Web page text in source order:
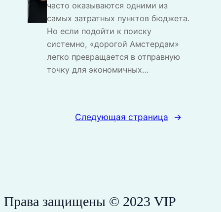
часто оказываются одними из
самых затратных пунктов бюджета.
Но если подойти к поиску
системно, «дорогой Амстердам»
легко превращается в отправную
точку для экономичных…
Следующая страница →
Права защищены © 2023 VIP